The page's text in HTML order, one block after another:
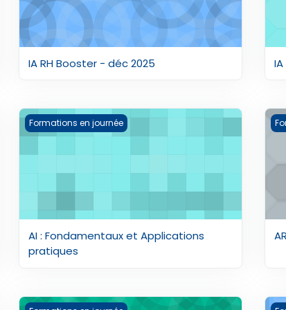
IA RH Booster - déc 2025
AI : Fondamentaux et Applications pratiques
Formations en journée
AI : Fondamentaux et Applications
pratiques